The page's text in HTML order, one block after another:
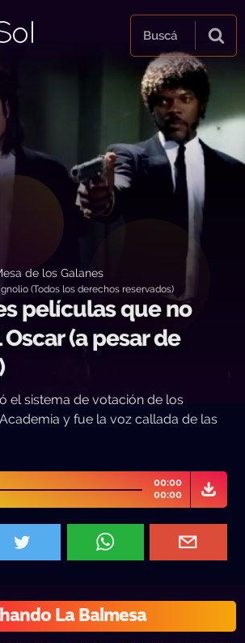
Buscá
de los Galanes
(Todos los derechos reservados)
películas que no
(a pesar de
el sistema de votación de los
y fue la voz callada de las
00:00
00:00
La Balmesa